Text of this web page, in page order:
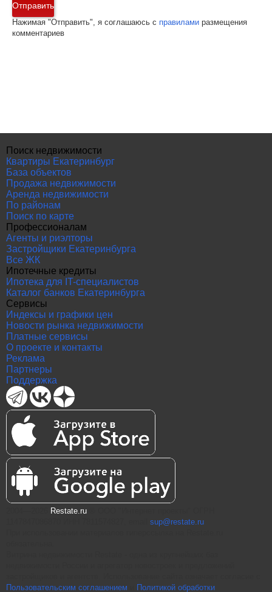
Отправить
Нажимая "Отправить", я соглашаюсь с правилами размещения
комментариев
Поиск недвижимости
Квартиры Екатеринбург
База объектов
Продажа недвижимости
Аренда недвижимости
По районам
Поиск по карте
Профессионалам
Агенты и риэлторы
Застройщики Екатеринбурга
Все ЖК
Ипотечные кредиты
Ипотека для IT-специалистов
Каталог банков Екатеринбурга
Сервисы
Индексы и графики цен
Новости рынка недвижимости
Платные сервисы
О проекте и контакты
Реклама
Партнеры
Поддержка
Restate.ru
sup@restate.ru
Пользовательским соглашением
Политикой обработки